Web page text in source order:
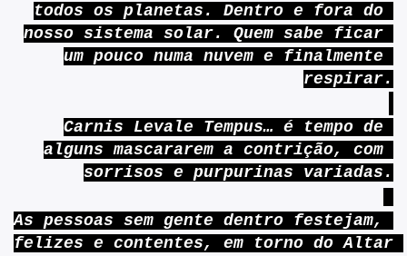
todos os planetas. Dentro e fora do
nosso sistema solar. Quem sabe ficar
um pouco numa nuvem e finalmente
respirar.
Carnis Levale Tempus… é tempo de
alguns mascararem a contrição, com
sorrisos e purpurinas variadas.
As pessoas sem gente dentro festejam,
felizes e contentes, em torno do Altar